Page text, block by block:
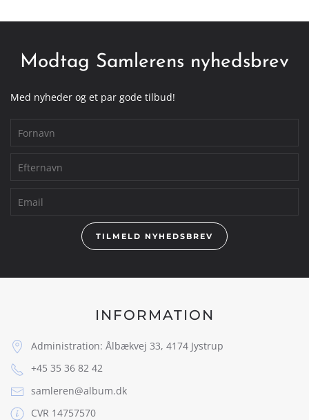
Modtag Samlerens nyhedsbrev
Med nyheder og et par gode tilbud!
TILMELD NYHEDSBREV
INFORMATION
Administration: Ålbækvej 33, 4174 Jystrup
+45 35 36 82 42
samleren@album.dk
CVR 14757570